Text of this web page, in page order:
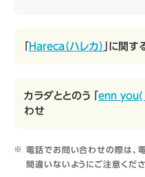
Hareca（ハレカ） 」に関
カラダととのう 「 enn you(
わせ
電話でお問い合わせの際は、
間違いないようにご注意くださ